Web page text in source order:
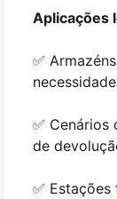
Aplicações
✅
✅
de
✅